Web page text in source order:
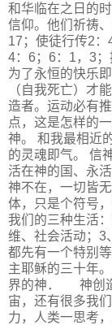
和华临在之日的
信仰。他们祈祷
17；使徒行传2
4：6；6：1，3
为了永恒的快乐
（自我死亡）才
造者。运动必有
点，这是怎样的
神。 和我最相近
的灵魂即气。 信
活在神的国、永
神不在，一切皆
体，只是个符号
我们的三种生活
维、社会活动；3
都先有一个特别
主耶稣的三十年
界的神． 神创
宙，还有很多我
力，人类一思考